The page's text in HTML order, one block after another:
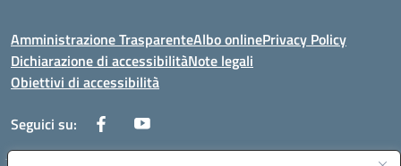
Amministrazione TrasparenteAlbo onlinePrivacy Policy
Dichiarazione di accessibilitàNote legali
Obiettivi di accessibilità
Seguici su: